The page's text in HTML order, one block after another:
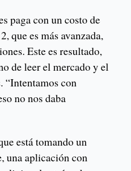
paga con un costo de
que es más avanzada,
Este es resultado,
de leer el mercado y el
“Intentamos con
no nos daba
está tomando un
una aplicación con